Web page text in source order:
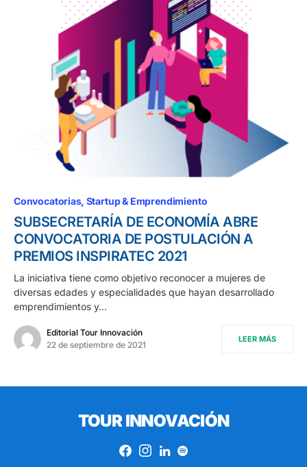
Convocatorias Startup & Emprendimiento
SUBSECRETARÍA DE ECONOMÍA ABRE
CONVOCATORIA DE POSTULACIÓN A
PREMIOS INSPIRATEC 2021
La iniciativa tiene como objetivo reconocer a mujeres de
diversas edades y especialidades que hayan desarrollado
emprendimientos y…
Editorial Tour Innovación
22 de septiembre de 2021
LEER MÁS
TOUR INNOVACIÓN